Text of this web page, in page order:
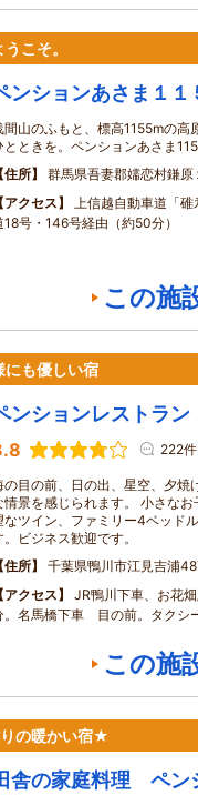
こそ。
ンションあさま１１
間山のふもと、標高1155mの高
とときを。ペンションあさま
住所
群馬県吾妻郡嬬恋村鎌原
アクセス
上信越自動車道「
18号・146号経由（約50分）
この施
にも優しい宿
ンションレストラ
222件
の目の前、日の出、星空、夕焼
情景を感じられます。 小さな
なツイン、ファミリー4ベッド
。ビジネス歓迎です。
住所
千葉県鴨川市江見吉浦
アクセス
JR鴨川下車、お花
。名馬橋下車 目の前。タクシ
この施
の暖かい宿★
舎の家庭料理 ペン